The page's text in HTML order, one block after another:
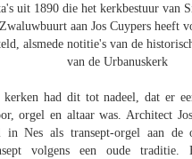
uit 1890 die het kerkbestuur van
aan Jos Cuypers heeft
alsmede notitie's van de
van de Urbanuskerk
had dit tot nadeel, dat er
orgel en altaar was. Architect
in Nes als transept-orgel aan de
volgens een oude